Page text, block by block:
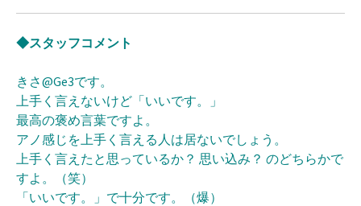
◆スタッフコメント
きさ@Ge3です。
上手く言えないけど「いいです。」
最高の褒め言葉ですよ。
アノ感じを上手く言える人は居ないでしょう。
上手く言えたと思っているか？ 思い込み？ のどちらかで
すよ。（笑）
「いいです。」で十分です。（爆）